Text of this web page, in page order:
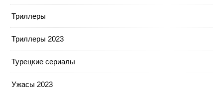
Триллеры
Триллеры 2023
Турецкие сериалы
Ужасы 2023